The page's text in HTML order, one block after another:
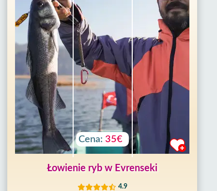
Cena: 35€
Łowienie ryb w Evrenseki
4.9